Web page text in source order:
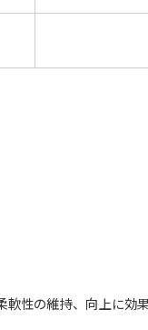
性の維持、向上に